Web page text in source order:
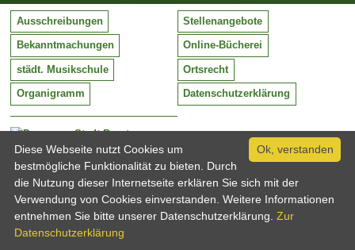
Stadt Barntrup
Mittelstraße 38
32683 Barntrup
Tel:
Email:
05263 / 409-0
info@barntrup.de
Ausschreibungen Stellenangebote
Bekanntmachungen Online-Bücherei
städt. Musikschule Ortsrecht
Organigramm Datenschutzerklärung
Ok, verstanden
Diese Webseite nutzt Cookies um
bestmögliche Funktionalität zu bieten. Durch
die Nutzung dieser Internetseite erklären Sie sich mit der
Verwendung von Cookies einverstanden. Weitere Informationen
entnehmen Sie bitte unserer Datenschutzerklärung. Zur
Datenschutzerklärung